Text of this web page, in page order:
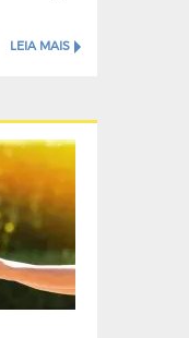
LEIA MAIS